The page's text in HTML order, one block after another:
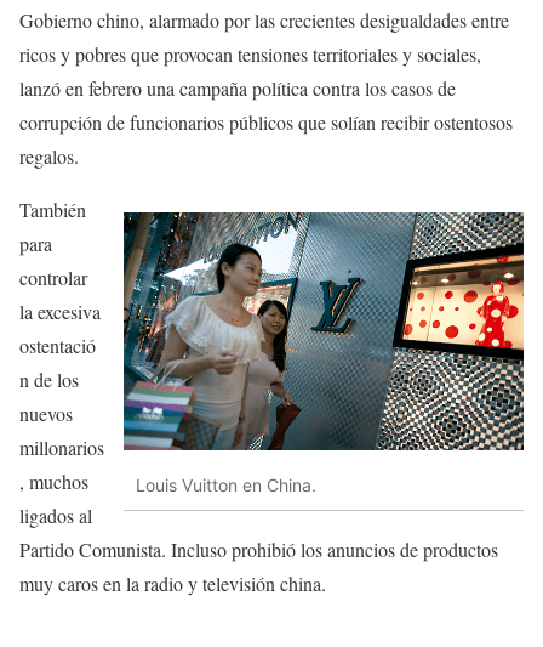
Gobierno chino, alarmado por las crecientes desigualdades entre
ricos y pobres que provocan tensiones territoriales y sociales,
lanzó en febrero una campaña política contra los casos de
corrupción de funcionarios públicos que solían recibir ostentosos
regalos.
Louis Vuitton en China.
También
para
controlar
la excesiva
ostentació
n de los
nuevos
millonarios
, muchos
ligados al
Partido Comunista. Incluso prohibió los anuncios de productos
muy caros en la radio y televisión china.